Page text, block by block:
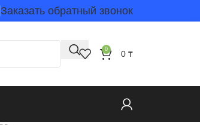
Заказать обратный звонок
0 0 ₸